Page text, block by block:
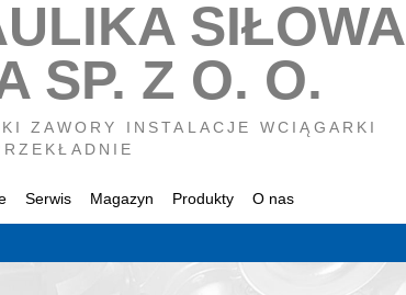
SIŁOWA
SP. Z O. O.
ZAWORY INSTALACJE WCIĄGARKI
Serwis Magazyn Produkty O nas
przemysłowej, napędowej i mobilnej